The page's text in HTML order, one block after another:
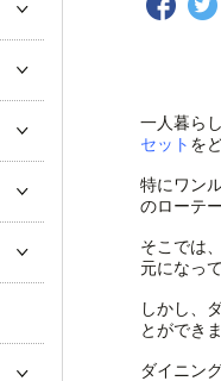
一人暮ら
セット を
特にワン
のローテ
そこでは
元になっ
しかし、
とができ
ダイニン